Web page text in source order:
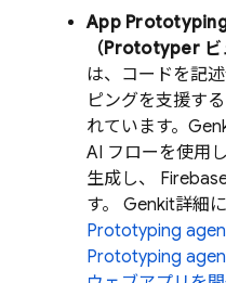
App Prototyping
（Prototyperビ
は、コードを記
ピングを支援す
れています。
AI フローを使用
生成し、
す。 Genkit詳細
Prototyping
Prototyping